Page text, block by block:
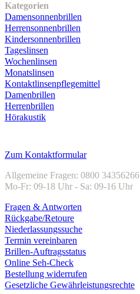
Kategorien
Damensonnenbrillen
Herrensonnenbrillen
Kindersonnenbrillen
Tageslinsen
Wochenlinsen
Monatslinsen
Kontaktlinsenpflegemittel
Damenbrillen
Herrenbrillen
Hörakustik
Zum Kontaktformular
Allgemeine Fragen: 0800 34356266
Mo-Fr: 09-18 Uhr - Sa: 09-16 Uhr
Fragen & Antworten
Rückgabe/Retoure
Niederlassungssuche
Termin vereinbaren
Brillen-Auftragsstatus
Online Seh-Check
Bestellung widerrufen
Gesetzliche Gewährleistungsrechte